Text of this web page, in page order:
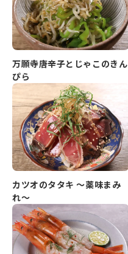
万願寺唐辛子とじゃこのきん
ぴら
カツオのタタキ ～薬味まみ
れ～